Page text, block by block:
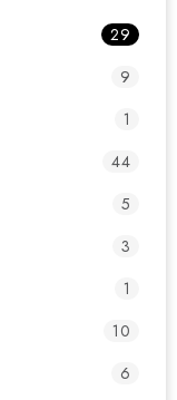
29
9
1
44
5
3
1
10
6